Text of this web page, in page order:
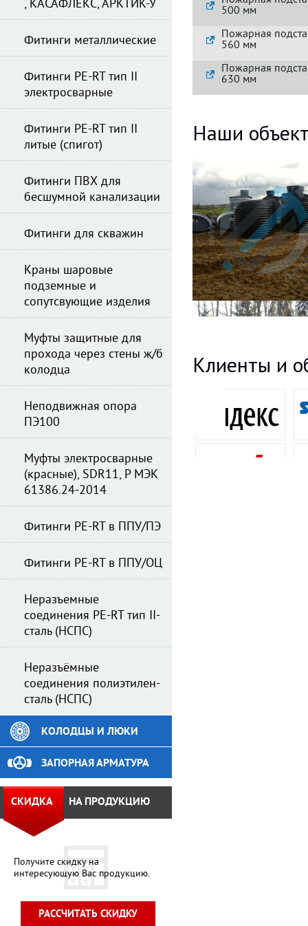
500 мм
Пожарная
560 мм
Пожарная
630 мм
Наши
Клиенты и
, КАСАФЛЕКС, АРКТИК-У
Фитинги металлические
Фитинги PE-RT тип II
электросварные
Фитинги PE-RT тип II
литые (спигот)
Фитинги ПВХ для
бесшумной канализации
Фитинги для скважин
Краны шаровые
подземные и
сопутсвующие изделия
Муфты защитные для
прохода через стены ж/б
колодца
Неподвижная опора
ПЭ100
Муфты электросварные
(красные), SDR11, Р МЭК
61386.24-2014
Фитинги PE-RT в ППУ/ПЭ
Фитинги PE-RT в ППУ/ОЦ
Неразъемные
соединения PE-RT тип II-
сталь (НСПС)
Неразъёмные
соединения полиэтилен-
сталь (НСПС)
КОЛОДЦЫ И ЛЮКИ
ЗАПОРНАЯ АРМАТУРА
Получите скидку на
интересующую Вас продукцию.
СКИДКА НА ПРОДУКЦИЮ
РАССЧИТАТЬ СКИДКУ